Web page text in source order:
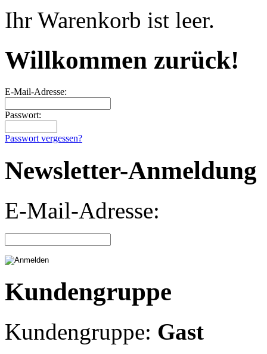
Ihr Warenkorb ist leer.
Willkommen zurück!
E-Mail-Adresse:
Passwort:
Passwort vergessen?
Newsletter-Anmeldung
E-Mail-Adresse:
Kundengruppe
Kundengruppe: Gast